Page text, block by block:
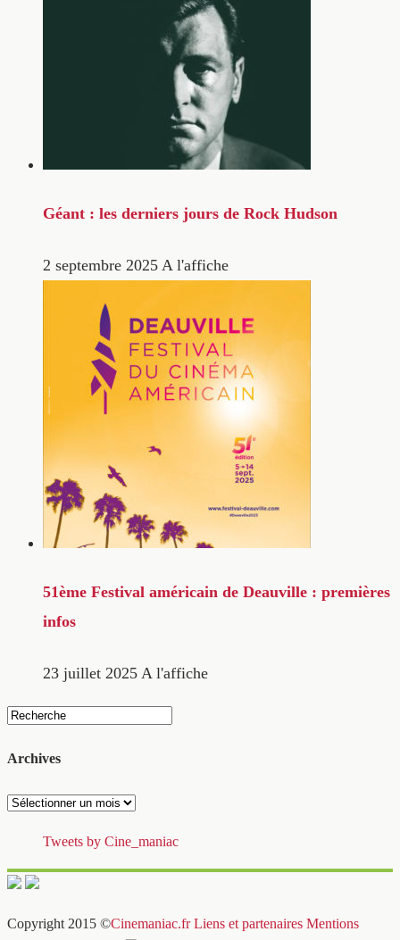
Géant : les derniers jours de Rock Hudson
2 septembre 2025 A l'affiche
51ème Festival américain de Deauville : premières
infos
23 juillet 2025 A l'affiche
Archives
Archives
Tweets by Cine_maniac
Copyright 2015 ©Cinemaniac.fr Liens et partenaires Mentions